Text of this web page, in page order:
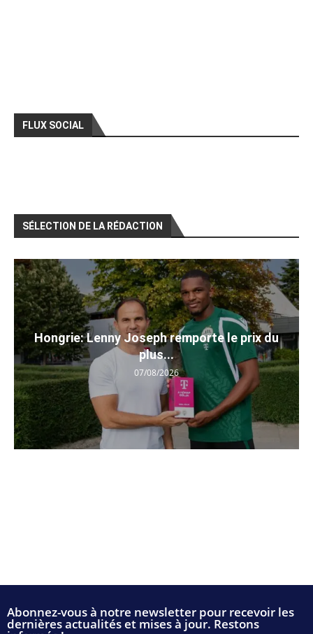
FLUX SOCIAL
SÉLECTION DE LA RÉDACTION
Hongrie: Lenny Joseph remporte le prix du
plus...
07/08/2026
Abonnez-vous à notre newsletter pour recevoir les
dernières actualités et mises à jour. Restons